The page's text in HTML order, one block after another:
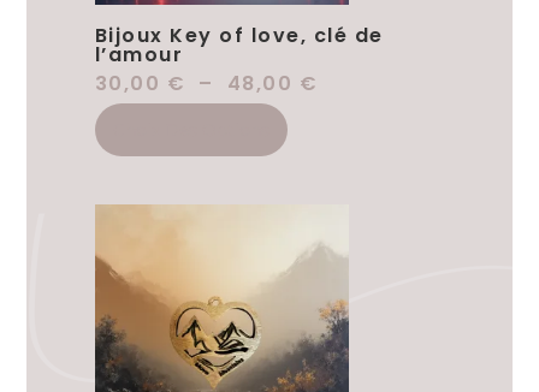
Bijoux Key of love, clé de
l’amour
30,00 € – 48,00 €